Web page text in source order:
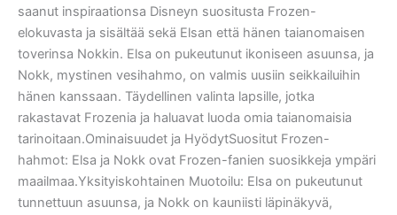
saanut inspiraationsa Disneyn suositusta Frozen-
elokuvasta ja sisältää sekä Elsan että hänen taianomaisen
toverinsa Nokkin. Elsa on pukeutunut ikoniseen asuunsa, ja
Nokk, mystinen vesihahmo, on valmis uusiin seikkailuihin
hänen kanssaan. Täydellinen valinta lapsille, jotka
rakastavat Frozenia ja haluavat luoda omia taianomaisia
tarinoitaan.Ominaisuudet ja HyödytSuositut Frozen-
hahmot: Elsa ja Nokk ovat Frozen-fanien suosikkeja ympäri
maailmaa.Yksityiskohtainen Muotoilu: Elsa on pukeutunut
tunnettuun asuunsa, ja Nokk on kauniisti läpinäkyvä,